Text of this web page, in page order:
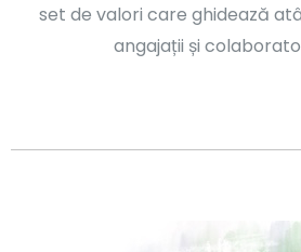
set de valori care ghidează
angajații și